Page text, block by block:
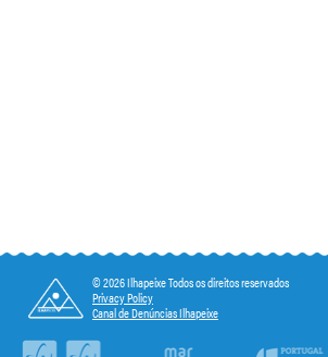
© 2026 Ilhapeixe Todos os direitos reservados
Privacy Policy
Canal de Denúncias Ilhapeixe